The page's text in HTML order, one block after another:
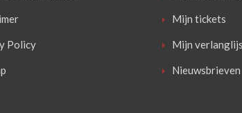
Policy
Mijn tickets
Mijn
Nieuwsbrieven